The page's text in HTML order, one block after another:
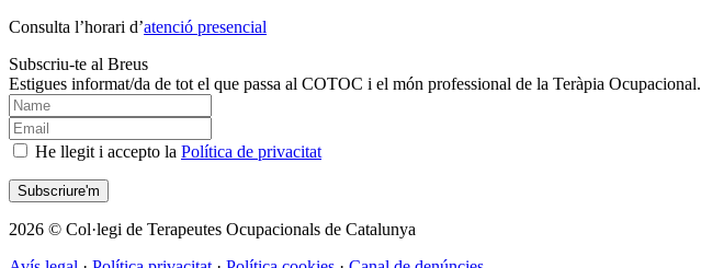
Consulta l’horari d’atenció presencial
Subscriu-te al Breus
Estigues informat/da de tot el que passa al COTOC i el món professional de la Teràpia Ocupacional.
He llegit i accepto la Política de privacitat
2026 © Col·legi de Terapeutes Ocupacionals de Catalunya